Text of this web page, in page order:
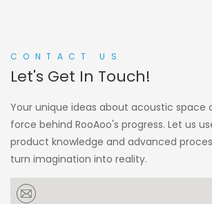
CONTACT US
Let's Get In Touch!
Your unique ideas about acoustic space
force behind RooAoo's progress. Let us
product knowledge and advanced
turn imagination into reality.